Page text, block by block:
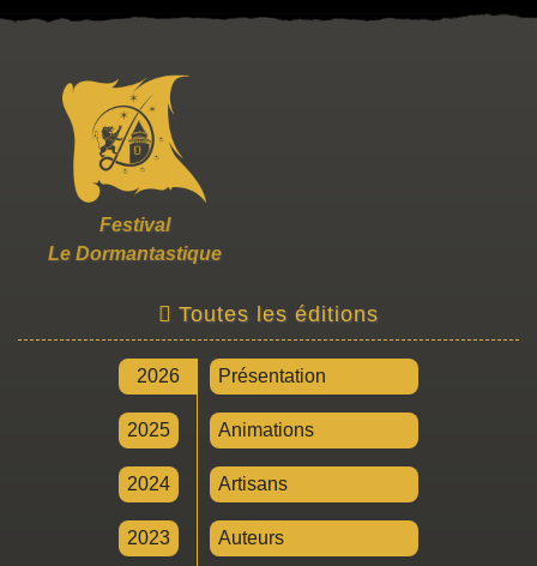
Festival
Le Dormantastique
Toutes les éditions
2026
2025
2024
2023
Présentation
Animations
Artisans
Auteurs